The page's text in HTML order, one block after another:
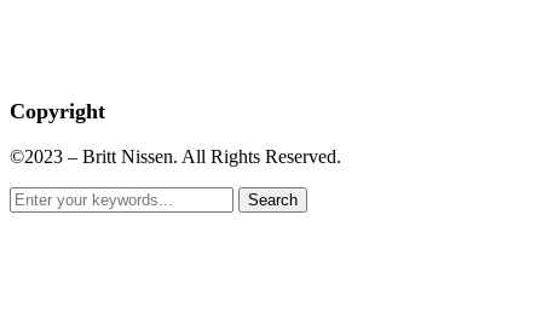
Copyright
©2023 – Britt Nissen. All Rights Reserved.